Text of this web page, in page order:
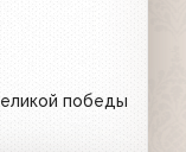
победы